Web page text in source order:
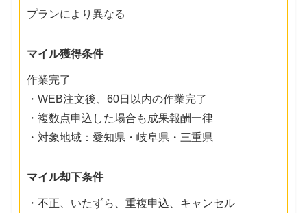
プランにより異なる
マイル獲得条件
作業完了
・WEB注文後、60日以内の作業完了
・複数点申込した場合も成果報酬一律
・対象地域：愛知県・岐阜県・三重県
マイル却下条件
・不正、いたずら、重複申込、キャンセル